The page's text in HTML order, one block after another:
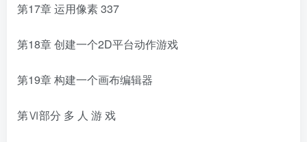
第17章 运用像素337
第18章 创建一个2D平台动作游戏
第19章 构建一个画布编辑器
第Ⅵ部分 多 人 游 戏